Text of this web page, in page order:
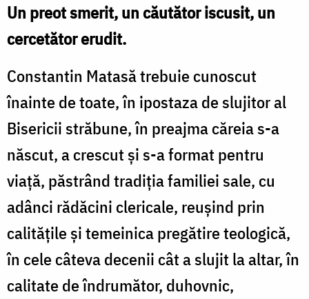
Un preot smerit, un căutător iscusit, un
cercetător erudit.
Constantin Matasă trebuie cunoscut
înainte de toate, în ipostaza de slujitor al
Bisericii străbune, în preajma căreia s-a
născut, a crescut și s-a format pentru
viață, păstrând tradiția familiei sale, cu
adânci rădăcini clericale, reușind prin
calitățile și temeinica pregătire teologică,
în cele câteva decenii cât a slujit la altar, în
calitate de îndrumător, duhovnic,